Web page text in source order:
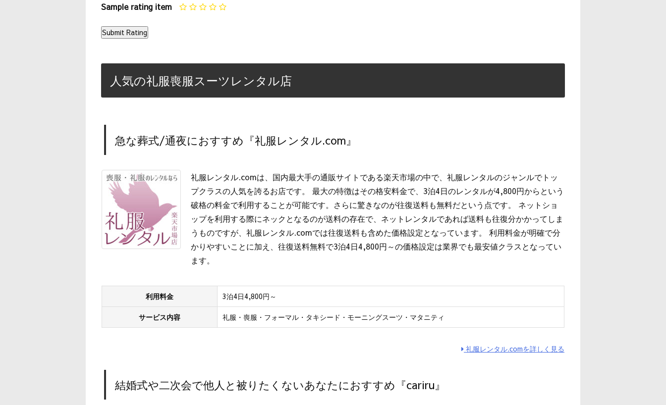
Sample rating item
人気の礼服喪服スーツレンタル店
急な葬式/通夜におすすめ『礼服レンタル.com』
礼服レンタル.comは、国内最大手の通販サイトである楽天市場の中で、礼服レンタルのジャンルでトッ
プクラスの人気を誇るお店です。 最大の特徴はその格安料金で、3泊4日のレンタルが4,800円からという
破格の料金で利用することが可能です。さらに驚きなのが往復送料も無料だという点です。 ネットショ
ップを利用する際にネックとなるのが送料の存在で、ネットレンタルであれば送料も往復分かかってしま
うものですが、礼服レンタル.comでは往復送料も含めた価格設定となっています。 利用料金が明確で分
かりやすいことに加え、往復送料無料で3泊4日4,800円～の価格設定は業界でも最安値クラスとなってい
ます。
利用料金 3泊4日4,800円～
サービス内容 礼服・喪服・フォーマル・タキシード・モーニングスーツ・マタニティ
礼服レンタル.comを詳しく見る
結婚式や二次会で他人と被りたくないあなたにおすすめ『cariru』